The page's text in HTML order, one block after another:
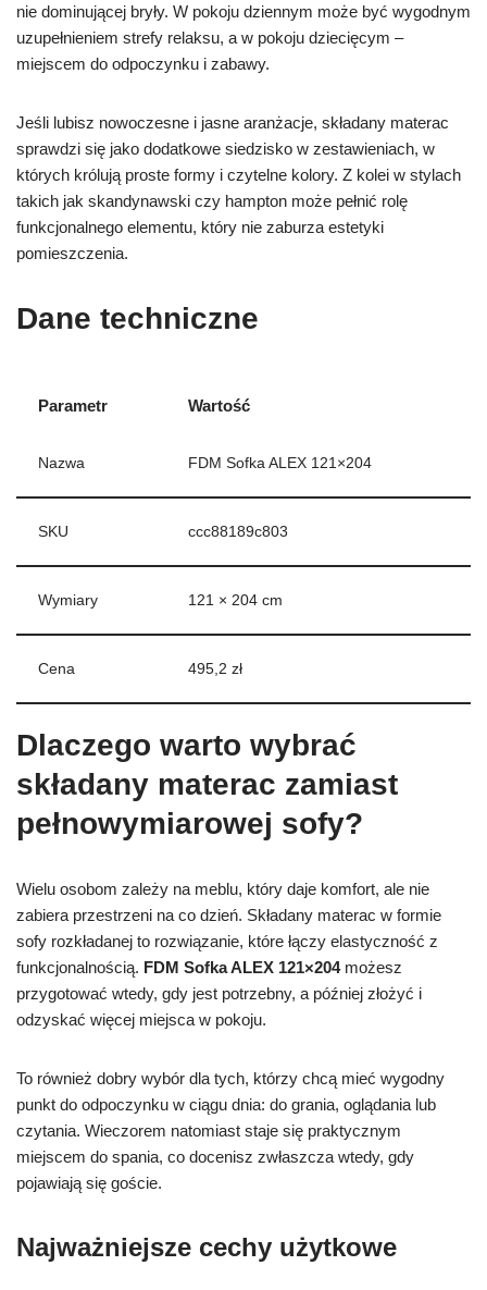
nie dominującej bryły. W pokoju dziennym może być wygodnym
uzupełnieniem strefy relaksu, a w pokoju dziecięcym –
miejscem do odpoczynku i zabawy.
Jeśli lubisz nowoczesne i jasne aranżacje, składany materac
sprawdzi się jako dodatkowe siedzisko w zestawieniach, w
których królują proste formy i czytelne kolory. Z kolei w stylach
takich jak skandynawski czy hampton może pełnić rolę
funkcjonalnego elementu, który nie zaburza estetyki
pomieszczenia.
Dane techniczne
Parametr Wartość
Nazwa FDM Sofka ALEX 121×204
SKU ccc88189c803
Wymiary 121 × 204 cm
Cena 495,2 zł
Dlaczego warto wybrać
składany materac zamiast
pełnowymiarowej sofy?
Wielu osobom zależy na meblu, który daje komfort, ale nie
zabiera przestrzeni na co dzień. Składany materac w formie
sofy rozkładanej to rozwiązanie, które łączy elastyczność z
funkcjonalnością. FDM Sofka ALEX 121×204możesz
przygotować wtedy, gdy jest potrzebny, a później złożyć i
odzyskać więcej miejsca w pokoju.
To również dobry wybór dla tych, którzy chcą mieć wygodny
punkt do odpoczynku w ciągu dnia: do grania, oglądania lub
czytania. Wieczorem natomiast staje się praktycznym
miejscem do spania, co docenisz zwłaszcza wtedy, gdy
pojawiają się goście.
Najważniejsze cechy użytkowe